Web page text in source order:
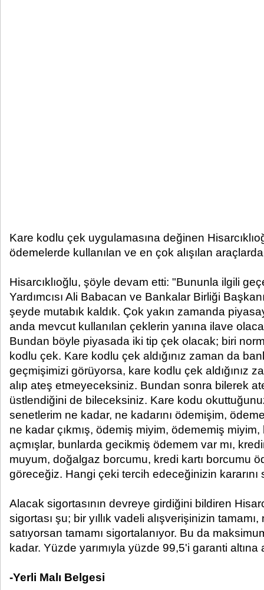
Kare kodlu çek uygulamasına değinen
ödemelerde kullanılan ve en çok alışılan
Hisarcıklıoğlu, şöyle devam etti: "Bununla ilgili
Yardımcısı Ali Babacan ve Bankalar Birliği
şeyde mutabık kaldık. Çok yakın zamanda
anda mevcut kullanılan çeklerin yanına ilave
Bundan böyle piyasada iki tip çek olacak; biri
kodlu çek. Kare kodlu çek aldığınız zaman da
geçmişimizi görüyorsa, kare kodlu çek aldığınız
alıp ateş etmeyeceksiniz. Bundan sonra bilerek
üstlendiğini de bileceksiniz. Kare kodu
senetlerim ne kadar, ne kadarını ödemişim,
ne kadar çıkmış, ödemiş miyim, ödememiş
açmışlar, bunlarda gecikmiş ödemem var mı,
muyum, doğalgaz borcumu, kredi kartı borcumu
göreceğiz. Hangi çeki tercih edeceğinizin
Alacak sigortasının devreye girdiğini bildiren
sigortası şu; bir yıllık vadeli alışverişinizin
satıyorsan tamamı sigortalanıyor. Bu da
kadar. Yüzde yarımıyla yüzde 99,5'i garanti altına
-Yerli Malı Belgesi